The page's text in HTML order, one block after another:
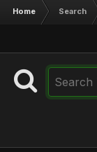
Home Search